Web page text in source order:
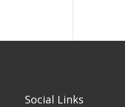
Social Links